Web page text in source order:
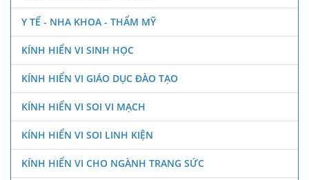
Y TẾ - NHA KHOA - THẨM MỸ
KÍNH HIỂN VI SINH HỌC
KÍNH HIỂN VI GIÁO DỤC ĐÀO TẠO
KÍNH HIỂN VI SOI VI MẠCH
KÍNH HIỂN VI SOI LINH KIỆN
KÍNH HIỂN VI CHO NGÀNH TRANG SỨC